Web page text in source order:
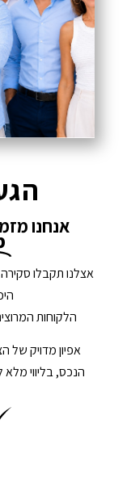
אנחנו
אצלנו תקבלו
הלקוחות
אפיון מדויק של
הנכס, בליווי